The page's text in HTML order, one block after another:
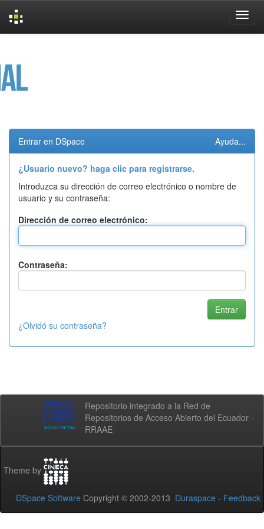
Entrar en DSpace Ayuda...
¿Usuario nuevo? haga clic para registrarse.
Introduzca su dirección de correo electrónico o nombre de
usuario y su contraseña:
Dirección de correo electrónico:
Contraseña:
¿Olvidó su contraseña?
Repositorio integrado a la Red de
Repositorios de Acceso Abierto del Ecuador -
RRAAE
Theme by
DSpace Software Copyright © 2002-2013 Duraspace - Feedback